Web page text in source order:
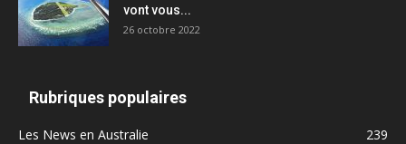
vont vous...
26 octobre 2022
Rubriques populaires
Les News en Australie
239